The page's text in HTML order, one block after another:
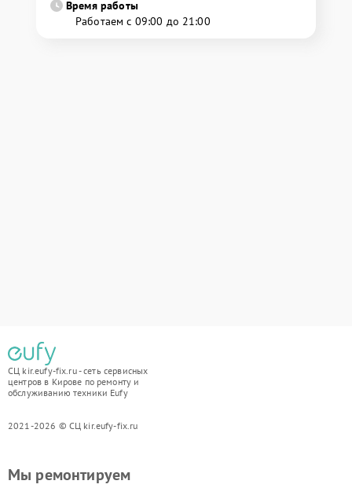
Время работы
Работаем с 09:00 до 21:00
СЦ kir.eufy-fix.ru - сеть сервисных
центров в Кирове по ремонту и
обслуживанию техники Eufy
2021-2026 © СЦ kir.eufy-fix.ru
Мы ремонтируем